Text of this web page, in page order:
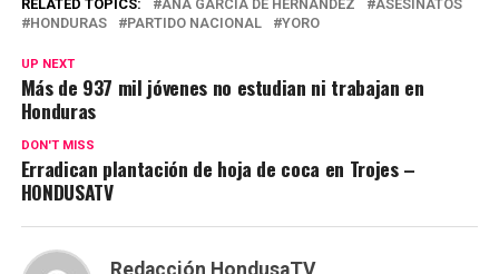
RELATED TOPICS: ANA GARCÍA DE HERNÁNDEZ
ASESINATOS
HONDURAS
PARTIDO NACIONAL YORO
UP NEXT
Más de 937 mil jóvenes no estudian ni trabajan en
Honduras
DON'T MISS
Erradican plantación de hoja de coca en Trojes –
HONDUSATV